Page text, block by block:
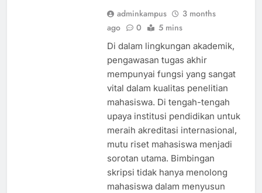
adminkampus
3 months
ago
0 5 mins
Di dalam lingkungan akademik,
pengawasan tugas akhir
mempunyai fungsi yang sangat
vital dalam kualitas penelitian
mahasiswa. Di tengah-tengah
upaya institusi pendidikan untuk
meraih akreditasi internasional,
mutu riset mahasiswa menjadi
sorotan utama. Bimbingan
skripsi tidak hanya menolong
mahasiswa dalam menyusun